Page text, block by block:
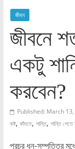
জীবন
জীবনে
একটু
করবেন?
Published: March
কষ্ট, কাঁদতে, শান্তি, শান্তি
প্রচুর ধন-সম্পত্তির